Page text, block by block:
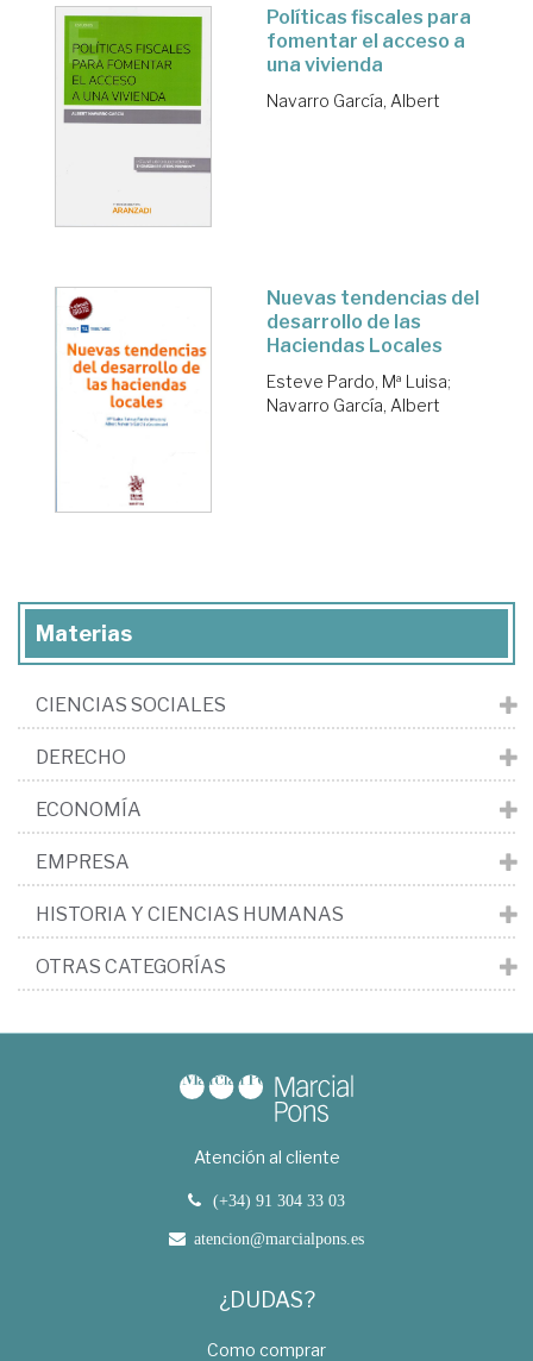
Políticas fiscales para
fomentar el acceso a
una vivienda
Navarro García, Albert
Nuevas tendencias del
desarrollo de las
Haciendas Locales
Esteve Pardo, Mª Luisa;
Navarro García, Albert
Materias
CIENCIAS SOCIALES
DERECHO
ECONOMÍA
EMPRESA
HISTORIA Y CIENCIAS HUMANAS
OTRAS CATEGORÍAS
Atención al cliente
(+34) 91 304 33 03
atencion@marcialpons.es
¿DUDAS?
Como comprar